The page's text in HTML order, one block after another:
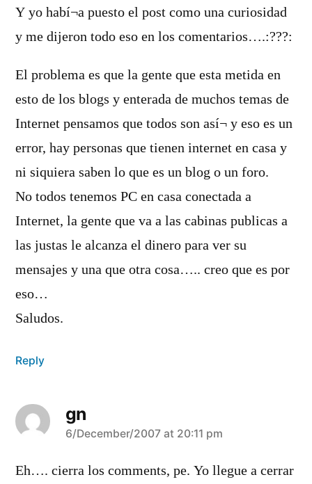
Y yo habí¬a puesto el post como una curiosidad
y me dijeron todo eso en los comentarios….:???:
El problema es que la gente que esta metida en
esto de los blogs y enterada de muchos temas de
Internet pensamos que todos son así¬ y eso es un
error, hay personas que tienen internet en casa y
ni siquiera saben lo que es un blog o un foro.
No todos tenemos PC en casa conectada a
Internet, la gente que va a las cabinas publicas a
las justas le alcanza el dinero para ver su
mensajes y una que otra cosa….. creo que es por
eso…
Saludos.
Reply
gn
says:
6/December/2007 at 20:11 pm
Eh…. cierra los comments, pe. Yo llegue a cerrar